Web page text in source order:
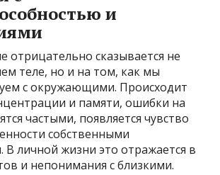
и
отрицательно сказывается не
теле, но и на том, как мы
с окружающими. Происходит
и памяти, ошибки на
частыми, появляется чувство
собственными
В личной жизни это отражается в
и непонимания с близкими.